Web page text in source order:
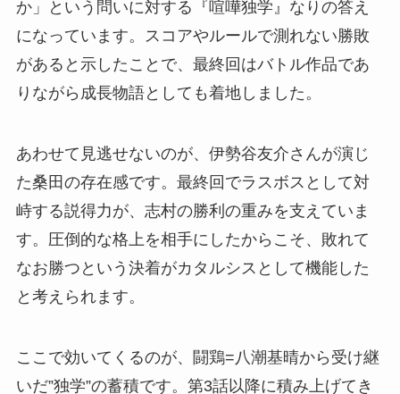
か」という問いに対する『喧嘩独学』なりの答え
になっています。スコアやルールで測れない勝敗
があると示したことで、最終回はバトル作品であ
りながら成長物語としても着地しました。
あわせて見逃せないのが、伊勢谷友介さんが演じ
た桑田の存在感です。最終回でラスボスとして対
峙する説得力が、志村の勝利の重みを支えていま
す。圧倒的な格上を相手にしたからこそ、敗れて
なお勝つという決着がカタルシスとして機能した
と考えられます。
ここで効いてくるのが、闘鶏=八潮基晴から受け継
いだ”独学”の蓄積です。第3話以降に積み上げてき